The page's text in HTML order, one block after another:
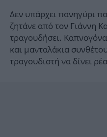
Δεν υπάρχει πανηγύρι
ζητάνε από τον Γιάννη
τραγουδήσει.
και μανταλάκια
τραγουδιστή να δίνει